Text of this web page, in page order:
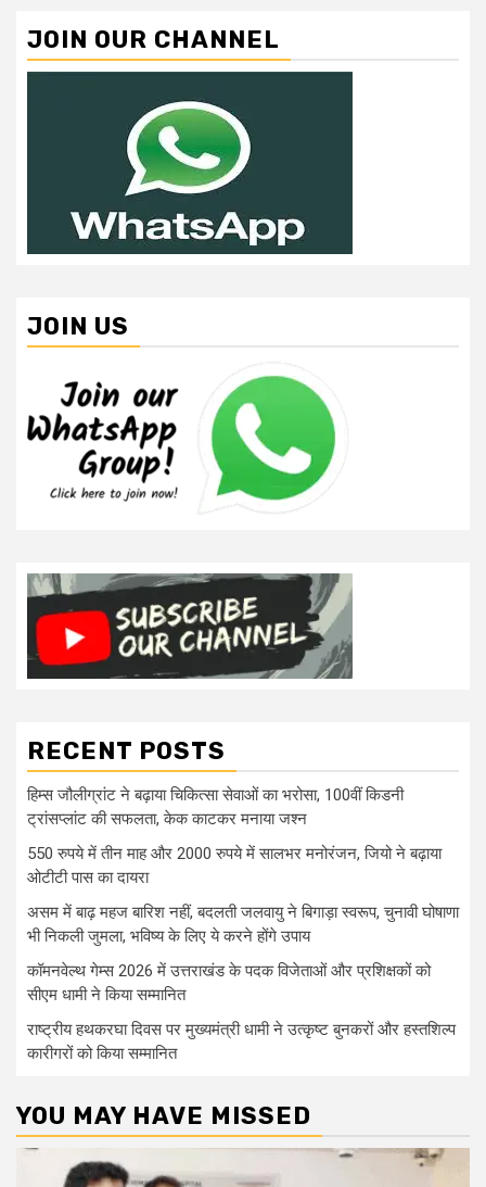
JOIN OUR CHANNEL
JOIN US
RECENT POSTS
हिम्स जौलीग्रांट ने बढ़ाया चिकित्सा सेवाओं का भरोसा, 100वीं किडनी
ट्रांसप्लांट की सफलता, केक काटकर मनाया जश्न
550 रुपये में तीन माह और 2000 रुपये में सालभर मनोरंजन, जियो ने बढ़ाया
ओटीटी पास का दायरा
असम में बाढ़ महज बारिश नहीं, बदलती जलवायु ने बिगाड़ा स्वरूप, चुनावी घोषाणा
भी निकली जुमला, भविष्य के लिए ये करने होंगे उपाय
कॉमनवेल्थ गेम्स 2026 में उत्तराखंड के पदक विजेताओं और प्रशिक्षकों को
सीएम धामी ने किया सम्मानित
राष्ट्रीय हथकरघा दिवस पर मुख्यमंत्री धामी ने उत्कृष्ट बुनकरों और हस्तशिल्प
कारीगरों को किया सम्मानित
YOU MAY HAVE MISSED